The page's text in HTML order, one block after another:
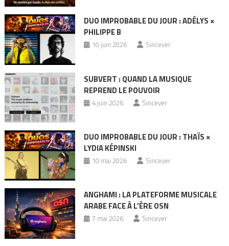
DUO IMPROBABLE DU JOUR : ADÉLYS ×
PHILIPPE B
10 juin 2026 Sincever
SUBVERT : QUAND LA MUSIQUE
REPREND LE POUVOIR
4 juin 2026 Sincever
DUO IMPROBABLE DU JOUR : THAÏS ×
LYDIA KÉPINSKI
10 mai 2026 Sincever
ANGHAMI : LA PLATEFORME MUSICALE
ARABE FACE À L’ÈRE OSN
7 mai 2026 Sincever